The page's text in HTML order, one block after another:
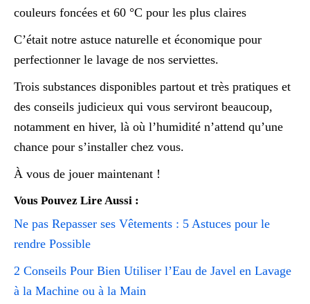
couleurs foncées et 60 °C pour les plus claires
C’était notre astuce naturelle et économique pour
perfectionner le lavage de nos serviettes.
Trois substances disponibles partout et très pratiques et
des conseils judicieux qui vous serviront beaucoup,
notamment en hiver, là où l’humidité n’attend qu’une
chance pour s’installer chez vous.
À vous de jouer maintenant !
Vous Pouvez Lire Aussi :
Ne pas Repasser ses Vêtements : 5 Astuces pour le
rendre Possible
2 Conseils Pour Bien Utiliser l’Eau de Javel en Lavage
à la Machine ou à la Main